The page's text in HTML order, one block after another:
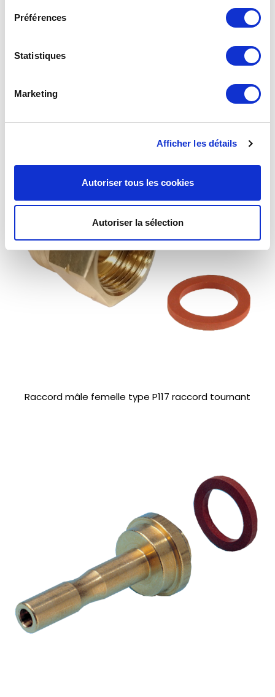
Préférences
Statistiques
Marketing
Afficher les détails
Autoriser tous les cookies
Autoriser la sélection
Raccord mâle femelle type P117 raccord tournant